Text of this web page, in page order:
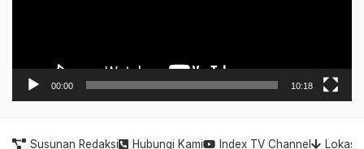
00:00 10:18
Susunan Redaksi Hubungi Kami Index TV Channel Lokasi